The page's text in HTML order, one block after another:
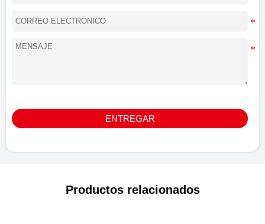
ENTREGAR
Productos relacionados